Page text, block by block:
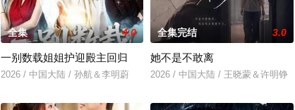
全集 4.0
一别数载姐姐护迎殿主回归
2026 / 中国大陆 / 孙航＆李明蔚
全集完结 3.0
她不是不敢离
2026 / 中国大陆 / 王晓蒙＆许明铮